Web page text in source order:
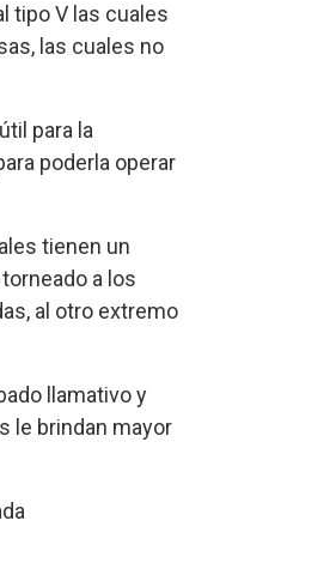
tipo V las cuales
las cuales no
para la
poderla operar
tienen un
a los
al otro extremo
llamativo y
le brindan mayor